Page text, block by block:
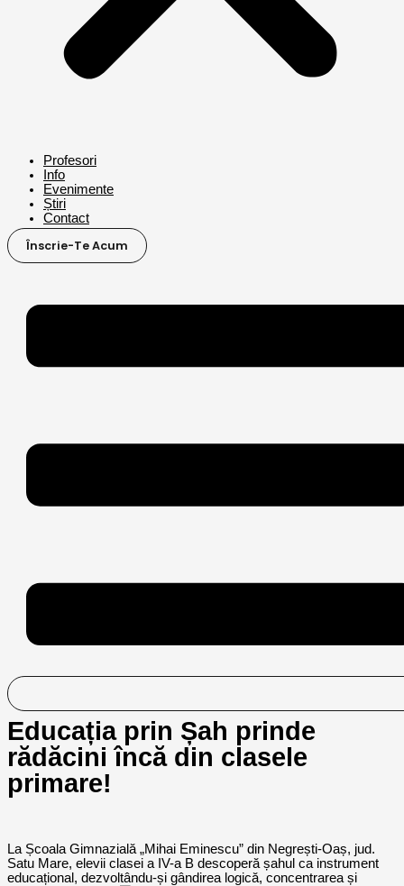
Profesori
Info
Evenimente
Știri
Contact
Înscrie-Te Acum
Educația prin Șah prinde
rădăcini încă din clasele
primare!
La Școala Gimnazială „Mihai Eminescu” din Negrești-Oaș, jud.
Satu Mare, elevii clasei a IV-a B descoperă șahul ca instrument
educațional, dezvoltându-și gândirea logică, concentrarea și